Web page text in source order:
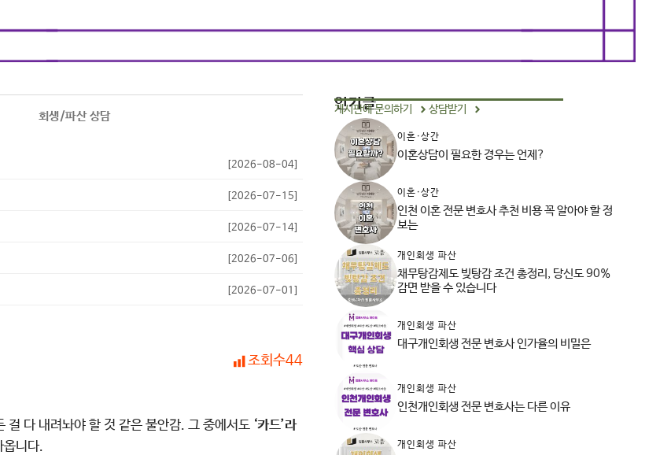
회생/파산 상담
[2026-08-04]
[2026-07-15]
[2026-07-14]
[2026-07-06]
[2026-07-01]
조회수44
걸 다 내려놔야 할 것 같은 불안감. 그 중에서도 ‘카드’라
옵니다.
인기글
게시판에 문의하기 상담받기
이혼·상간
이혼상담이 필요한 경우는 언제?
이혼·상간
인천 이혼 전문 변호사 추천 비용 꼭 알아야 할 정
보는
개인회생 파산
채무탕감제도 빚탕감 조건 총정리, 당신도 90%
감면 받을 수 있습니다
개인회생 파산
대구개인회생 전문 변호사 인가율의 비밀은
개인회생 파산
인천개인회생 전문 변호사는 다른 이유
개인회생 파산